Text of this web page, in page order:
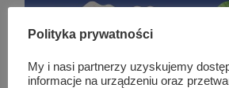
Polityka prywatności
My i nasi partnerzy uzyskujemy
informacje na urządzeniu oraz